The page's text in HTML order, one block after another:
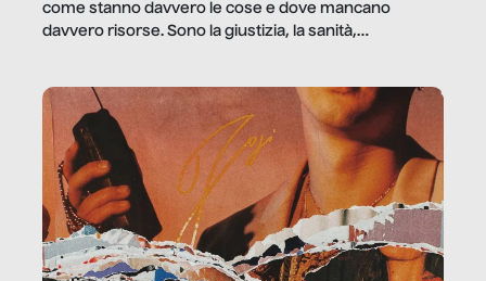
come stanno davvero le cose e dove mancano
davvero risorse. Sono la giustizia, la sanità,